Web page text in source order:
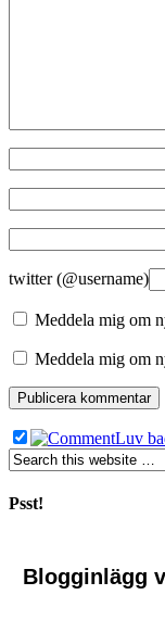
twitter (@username)
Meddela mig om
Meddela mig om
Psst!
Blogginlägg